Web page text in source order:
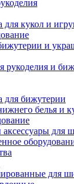
для кукол и
и
рукоделия и
для бижутерии
белья и
аксессуары
для